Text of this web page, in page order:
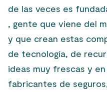
de las veces es
, gente que viene del
y que crean estas
de tecnología, de
ideas muy frescas y
fabricantes de